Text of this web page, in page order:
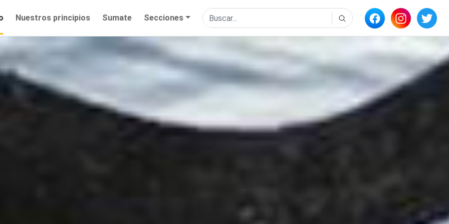
Nuestros principios Sumate Secciones